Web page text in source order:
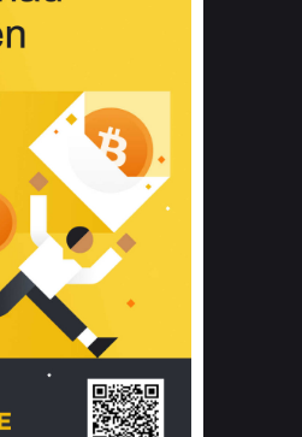
lựa chọn các dòng
chất lượng quốc
ngừa tình trạng kích
mốc trong điều kiện
Bạn có thể tìm hiểu
cứu khoa học về tác
và môi trường
với sức khỏe con
Foundation (External
nhìn toàn diện hơn.
vàng khi lựa chọn
cao cấp cho phòng
bộ chăn ga gối đệm
hảo cả về thẩm mỹ lẫn
tiêu dùng cần cân
tiêu chí quan trọng